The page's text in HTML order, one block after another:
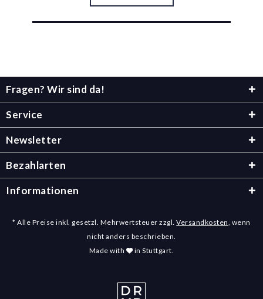
Fragen? Wir sind da!
Service
Newsletter
Bezahlarten
Informationen
* Alle Preise inkl. gesetzl. Mehrwertsteuer zzgl.Versandkosten , wenn
nicht anders beschrieben.
Made with
in Stuttgart.